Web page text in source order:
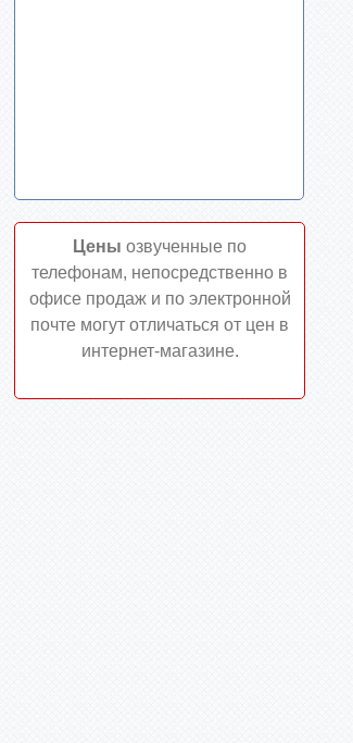
Цены озвученные по
телефонам, непосредственно в
офисе продаж и по электронной
почте могут отличаться от цен в
интернет-магазине.